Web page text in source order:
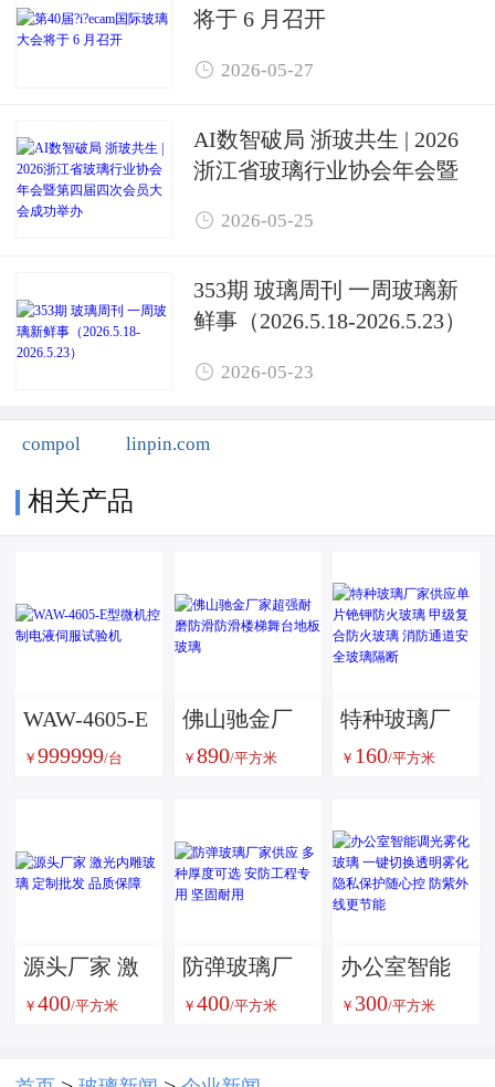
将于 6 月召开
 2026-05-27
AI数智破局 浙玻共生 | 2026
浙江省玻璃行业协会年会暨
办
 2026-05-25
353期 玻璃周刊 一周玻璃新
鲜事（2026.5.18-2026.5.23）
 2026-05-23
compol linpin.com
相关产品
WAW-4605-E
型微机控制
￥ 999999/台
佛山驰金厂
家超强耐磨
玻璃
￥ 890/平方米
特种玻璃厂
家供应单片
璃 甲级复合
防火玻璃 消
防通道安全
玻璃隔断
￥ 160/平方米
源头厂家 激
光内雕玻璃
质保障
￥ 400/平方米
防弹玻璃厂
家供应 多种
防工程专用
￥ 400/平方米
办公室智能
调光雾化玻
￥ 300/平方米